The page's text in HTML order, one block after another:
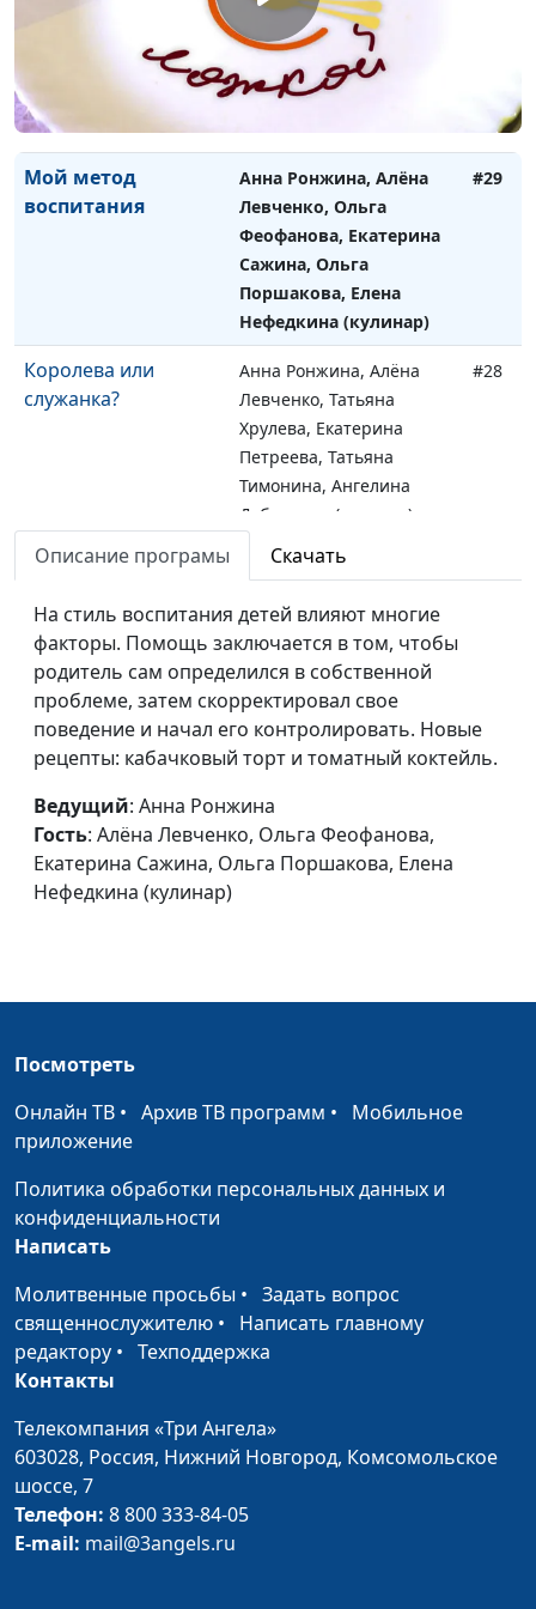
Левченко, Ирина
Лобанова, Елена
Самойлова, Светлана
Быкова, Ангелина
Дубровина (кулинар)
Мой метод
воспитания
Анна Ронжина, Алёна
Левченко, Ольга
Феофанова, Екатерина
Сажина, Ольга
Поршакова, Елена
Нефедкина (кулинар)
#29
Королева или
служанка?
Анна Ронжина, Алёна
Левченко, Татьяна
Хрулева, Екатерина
Петреева, Татьяна
Тимонина, Ангелина
Дубровина (кулинар)
#28
Иди вперед!
Анна Ронжина, Алёна
Плешакова, Екатерина
Петреева, Татьяна
Тимонина, Ангелина
Дубровина (кулинар)
Грубый ребенок
Анна Ронжина, Алёна
Феофанова, Екатерина
Сажина, Ольга
Поршакова, Елена
#26
(кулинар), Ирина
Чтобы дети
слышали и слушали
Анна Ронжина, Татьяна
Татьяна Тимонина, Ольга
Универсальная
женщина
Анна Ронжина, Татьяна
Сахарова, Мария
Токмурзина (кулинар),
Паузина, Елена
Самойлова
Ссора без
последствий
Сахарова, Нарине
Описание програмы Скачать
На стиль воспитания детей влияют многие
факторы. Помощь заключается в том, чтобы
родитель сам определился в собственной
проблеме, затем скорректировал свое
поведение и начал его контролировать. Новые
рецепты: кабачковый торт и томатный коктейль.
Ведущий: Анна Ронжина
Гость: Алёна Левченко, Ольга Феофанова,
Екатерина Сажина, Ольга Поршакова, Елена
Нефедкина (кулинар)
Посмотреть
Онлайн ТВ • Архив ТВ программ • Мобильное
приложение
Политика обработки персональных данных и
конфиденциальности
Написать
Молитвенные просьбы • Задать вопрос
священнослужителю • Написать главному
редактору • Техподдержка
Контакты
Телекомпания «Три Ангела»
603028, Россия, Нижний Новгород, Комсомольское
шоссе, 7
Телефон: 8 800 333-84-05
E-mail: mail@3angels.ru